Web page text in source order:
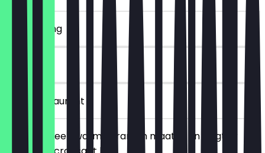
~€ 2 korting
30 dagen
in het restaurant
Je bestelt een warme drank in maat M en krijgt er